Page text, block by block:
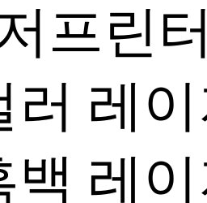
프린
러 레
백 레